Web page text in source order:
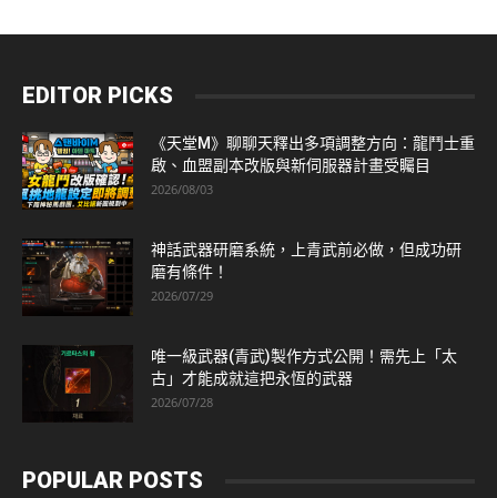
EDITOR PICKS
《天堂M》聊聊天釋出多項調整方向：龍鬥士重
啟、血盟副本改版與新伺服器計畫受矚目
2026/08/03
神話武器研磨系統，上青武前必做，但成功研
磨有條件！
2026/07/29
唯一級武器(青武)製作方式公開！需先上「太
古」才能成就這把永恆的武器
2026/07/28
POPULAR POSTS